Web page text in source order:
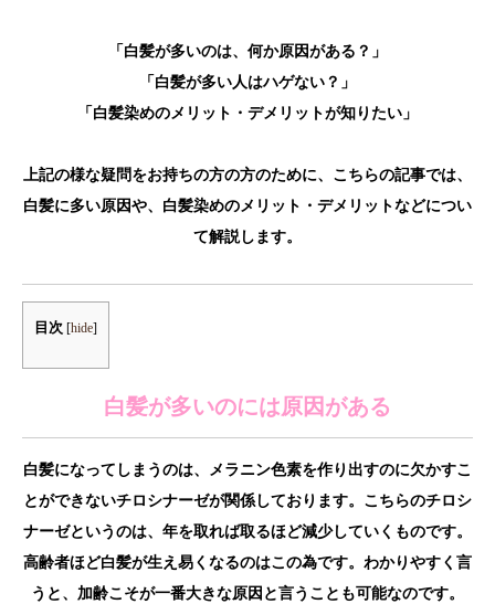
「白髪が多いのは、何か原因がある？」
「白髪が多い人はハゲない？」
「白髪染めのメリット・デメリットが知りたい」
上記の様な疑問をお持ちの方の方のために、こちらの記事では、
白髪に多い原因や、白髪染めのメリット・デメリットなどについ
て解説します。
目次 [hide]
白髪が多いのには原因がある
白髪になってしまうのは、メラニン色素を作り出すのに欠かすこ
とができないチロシナーゼが関係しております。こちらのチロシ
ナーゼというのは、年を取れば取るほど減少していくものです。
高齢者ほど白髪が生え易くなるのはこの為です。わかりやすく言
うと、加齢こそが一番大きな原因と言うことも可能なのです。